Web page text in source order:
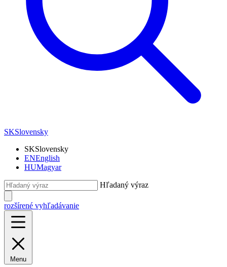
SKSlovensky
SKSlovensky
ENEnglish
HUMagyar
Hľadaný výraz
rozšírené vyhľadávanie
Menu